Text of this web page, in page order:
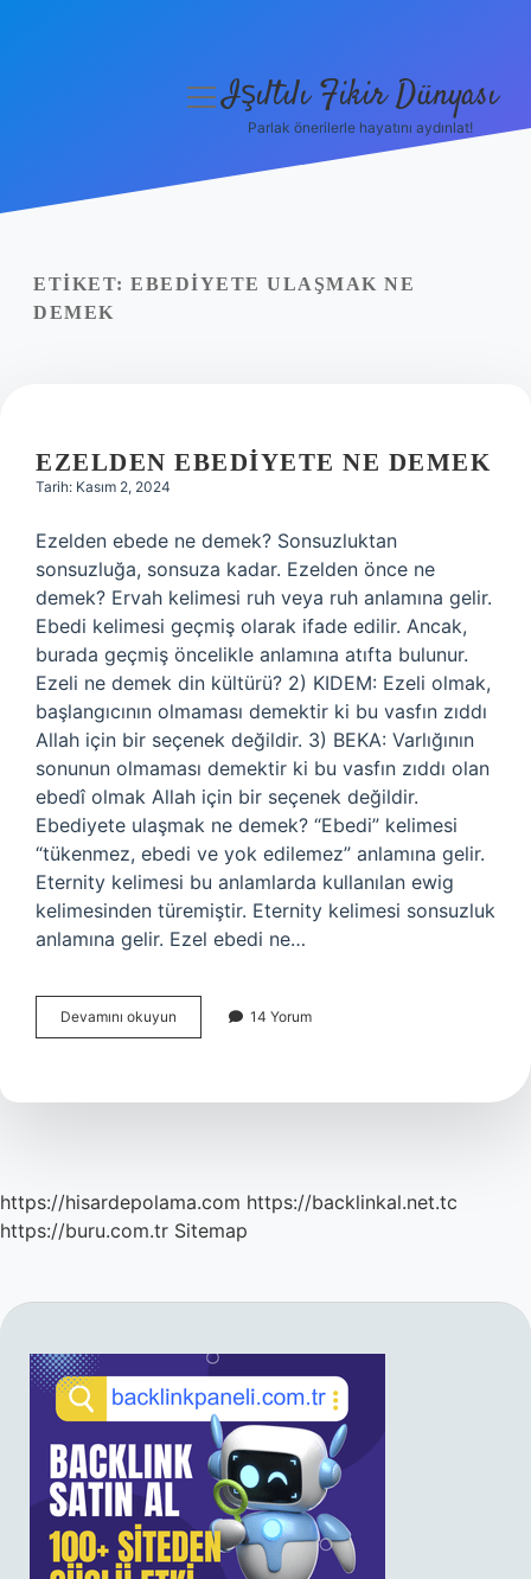
Yasal Uyarı
menüyüIşıltılı Fikir Dünyası
Parlak önerilerle hayatını aydınlat!
ETIKET: EBEDIYETE ULAŞMAK NE
DEMEK
EZELDEN EBEDIYETE NE DEMEK
Tarih: Kasım 2, 2024
Ezelden ebede ne demek? Sonsuzluktan
sonsuzluğa, sonsuza kadar. Ezelden önce ne
demek? Ervah kelimesi ruh veya ruh anlamına gelir.
Ebedi kelimesi geçmiş olarak ifade edilir. Ancak,
burada geçmiş öncelikle anlamına atıfta bulunur.
Ezeli ne demek din kültürü? 2) KIDEM: Ezeli olmak,
başlangıcının olmaması demektir ki bu vasfın zıddı
Allah için bir seçenek değildir. 3) BEKA: Varlığının
sonunun olmaması demektir ki bu vasfın zıddı olan
ebedî olmak Allah için bir seçenek değildir.
Ebediyete ulaşmak ne demek? “Ebedi” kelimesi
“tükenmez, ebedi ve yok edilemez” anlamına gelir.
Eternity kelimesi bu anlamlarda kullanılan ewig
kelimesinden türemiştir. Eternity kelimesi sonsuzluk
anlamına gelir. Ezel ebedi ne…
Devamını okuyun
Ebediyete
14 Yorum
https://hisardepolama.com https://backlinkal.net.tc
https://buru.com.tr Sitemap
SIDEBAR